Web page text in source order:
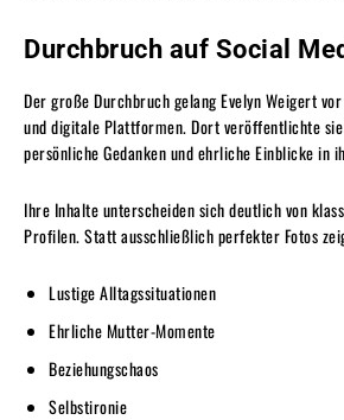
Durchbruch auf Social
Der große Durchbruch gelang Evelyn Weigert
und digitale Plattformen. Dort veröffentlichte
persönliche Gedanken und ehrliche Einblicke in
Ihre Inhalte unterscheiden sich deutlich von
Profilen. Statt ausschließlich perfekter Fotos
Lustige Alltagssituationen
Ehrliche Mutter-Momente
Beziehungschaos
Selbstironie